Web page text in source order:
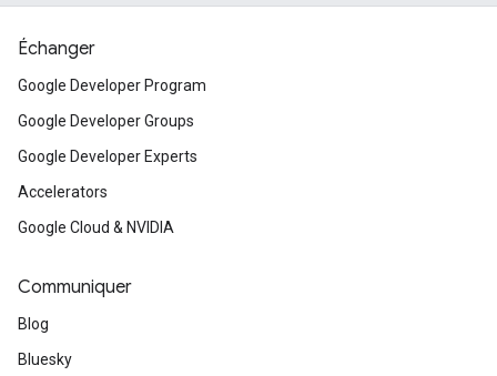
Échanger
Google Developer Program
Google Developer Groups
Google Developer Experts
Accelerators
Google Cloud & NVIDIA
Communiquer
Blog
Bluesky